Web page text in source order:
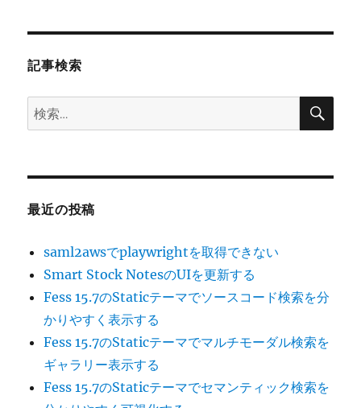
記事検索
検
索:
検
最近の投稿
saml2awsでplaywrightを取得できない
Smart Stock NotesのUIを更新する
Fess 15.7のStaticテーマでソースコード検索を分
かりやすく表示する
Fess 15.7のStaticテーマでマルチモーダル検索を
ギャラリー表示する
Fess 15.7のStaticテーマでセマンティック検索を